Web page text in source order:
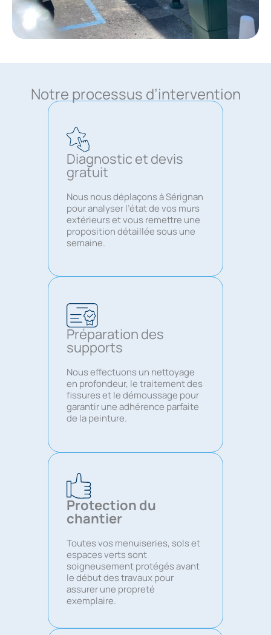
Notre processus d’intervention
Diagnostic et devis
gratuit
Nous nous déplaçons à Sérignan
pour analyser l’état de vos murs
extérieurs et vous remettre une
proposition détaillée sous une
semaine.
Préparation des
supports
Nous effectuons un nettoyage
en profondeur, le traitement des
fissures et le démoussage pour
garantir une adhérence parfaite
de la peinture.
Protection du
chantier
Toutes vos menuiseries, sols et
espaces verts sont
soigneusement protégés avant
le début des travaux pour
assurer une propreté
exemplaire.